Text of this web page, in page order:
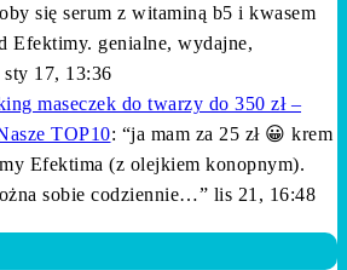
się serum z witaminą b5 i kwasem
Efektimy. genialne, wydajne,
sty 17, 13:36
maseczek do twarzy do 350 zł –
TOP10: “ja mam za 25 zł 😀 krem
Efektima (z olejkiem konopnym).
sobie codziennie…” lis 21, 16:48